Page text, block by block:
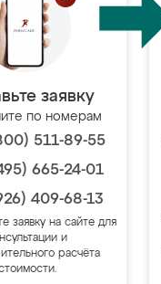
заявку
по номерам
511-89-55
665-24-01
409-68-13
заявку на сайте для
и
расчёта